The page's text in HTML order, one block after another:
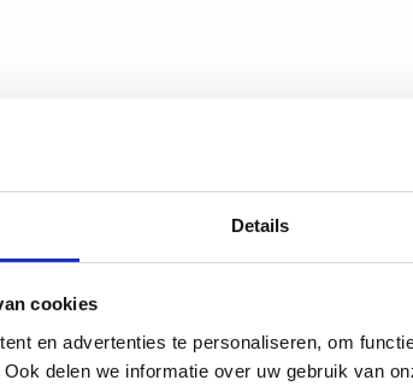
Details
cookies
en advertenties te personaliseren, om
delen we informatie over uw gebruik van